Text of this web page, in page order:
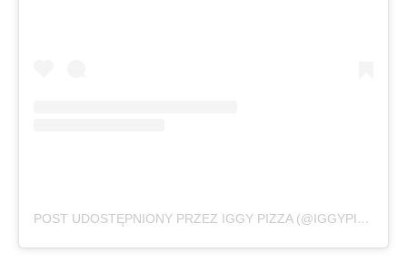
POST UDOSTĘPNIONY PRZEZ IGGY PIZZA (@IGGYPIZZA)